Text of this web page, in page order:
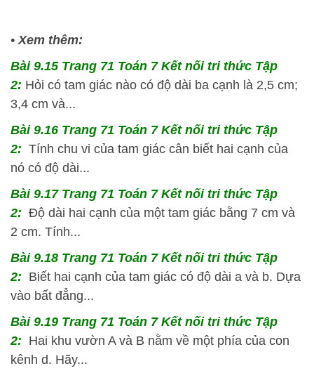
•Xem thêm:
Bài 9.15 Trang 71 Toán 7 Kết nối tri thức Tập
2: Hỏi có tam giác nào có độ dài ba cạnh là 2,5 cm;
3,4 cm và...
Bài 9.16 Trang 71 Toán 7 Kết nối tri thức Tập
2: Tính chu vi của tam giác cân biết hai cạnh của
nó có độ dài...
Bài 9.17 Trang 71 Toán 7 Kết nối tri thức Tập
2: Độ dài hai cạnh của một tam giác bằng 7 cm và
2 cm. Tính...
Bài 9.18 Trang 71 Toán 7 Kết nối tri thức Tập
2: Biết hai cạnh của tam giác có độ dài a và b. Dựa
vào bất đẳng...
Bài 9.19 Trang 71 Toán 7 Kết nối tri thức Tập
2: Hai khu vườn A và B nằm về một phía của con
kênh d. Hãy...